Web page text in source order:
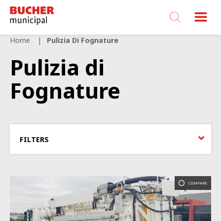
Bucher
Municipal
Home
Pulizia Di Fognature
Pulizia di
Fognature
FILTERS
COMPARE